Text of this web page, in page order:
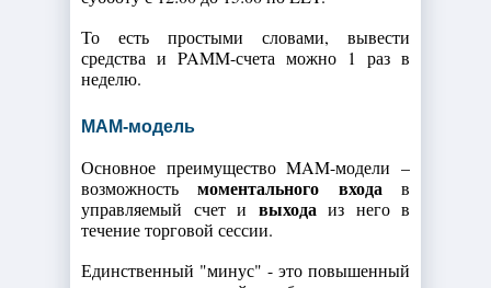
То есть простыми словами, вывести
средства и PAMM-счета можно 1 раз в
неделю.
MAM-модель
Основное преимущество MAM-модели –
возможностьмоментального входа в
управляемый счет и выхода из него в
течение торговой сессии.
Единственный "минус" - это повышенный